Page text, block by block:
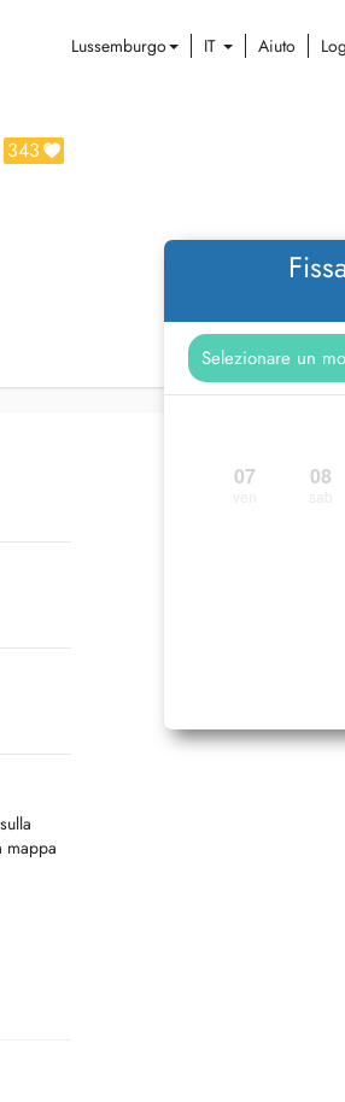
Lussemburgo IT Aiuto
343
07 08
mappa